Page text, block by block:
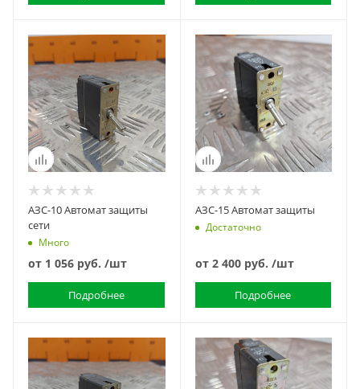
АЗС-10 Автомат защиты
сети
Много
от 1 056 руб. /шт
Подробнее
АЗС-15 Автомат защиты
Достаточно
от 2 400 руб. /шт
Подробнее